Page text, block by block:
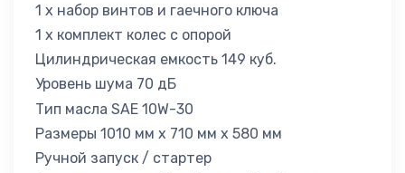
1 х набор винтов и гаечного ключа
1 х комплект колес с опорой
Цилиндрическая емкость 149 куб.
Уровень шума 70 дБ
Тип масла SAE 10W-30
Размеры 1010 мм x 710 мм x 580 мм
Ручной запуск / стартер